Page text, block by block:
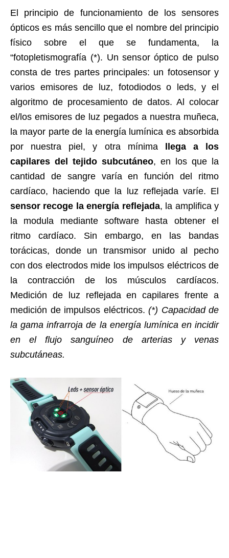
El principio de funcionamiento de los sensores
ópticos es más sencillo que el nombre del principio
físico sobre el que se fundamenta, la
“fotopletismografía (*). Un sensor óptico de pulso
consta de tres partes principales: un fotosensor y
varios emisores de luz, fotodiodos o leds, y el
algoritmo de procesamiento de datos. Al colocar
el/los emisores de luz pegados a nuestra muñeca,
la mayor parte de la energía lumínica es absorbida
por nuestra piel, y otra mínima llega a los
capilares del tejido subcutáneo, en los que la
cantidad de sangre varía en función del ritmo
cardíaco, haciendo que la luz reflejada varíe. El
sensor recoge la energía reflejada, la amplifica y
la modula mediante software hasta obtener el
ritmo cardíaco. Sin embargo, en las bandas
torácicas, donde un transmisor unido al pecho
con dos electrodos mide los impulsos eléctricos de
la contracción de los músculos cardíacos.
Medición de luz reflejada en capilares frente a
medición de impulsos eléctricos. (*) Capacidad de
la gama infrarroja de la energía lumínica en incidir
en el flujo sanguíneo de arterias y venas
subcutáneas.